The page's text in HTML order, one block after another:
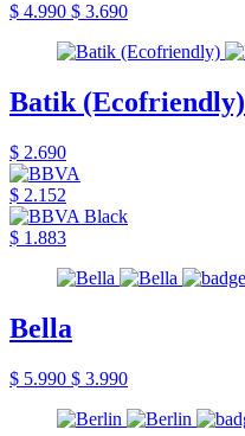
$ 4.990 $ 3.690
Batik (Ecofriendly)
$ 2.690
$ 2.152
$ 1.883
Bella
$ 5.990 $ 3.990